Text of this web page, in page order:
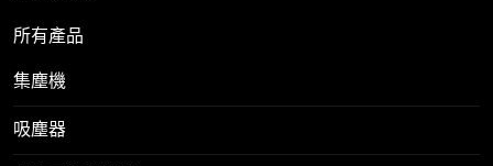
所有產品
集塵機
吸塵器